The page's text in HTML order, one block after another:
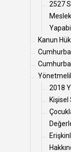
2527
Kanun
2018
Kişisel